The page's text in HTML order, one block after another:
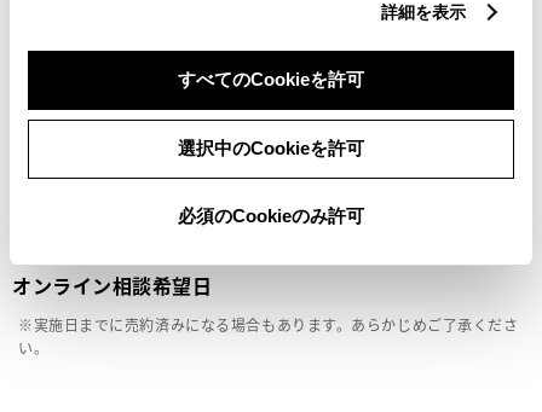
詳細を表示
すべてのCookieを許可
選択中のCookieを許可
必須のCookieのみ許可
見積り相談
その他
オンライン相談希望日
※実施日までに売約済みになる場合もあります。あらかじめご了承くださ
い。